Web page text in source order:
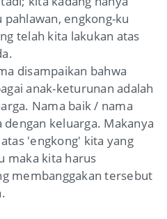
engkong-ku
telah kita lakukan atas
disampaikan bahwa
anak-keturunan adalah
Nama baik / nama
keluarga. Makanya
'engkong' kita yang
maka kita harus
membanggakan tersebut